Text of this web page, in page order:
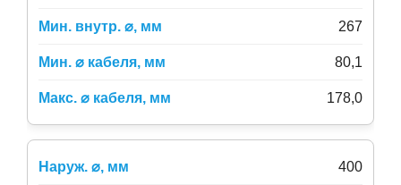
267
80,1
178,0
400